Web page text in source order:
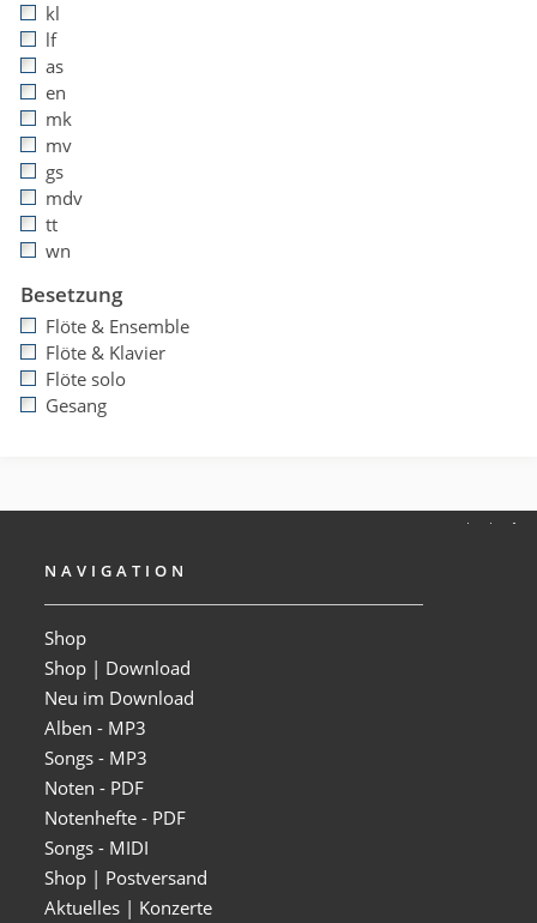
kl
lf
as
en
mk
mv
gs
mdv
tt
wn
Besetzung
Flöte & Ensemble
Flöte & Klavier
Flöte solo
Gesang
NAVIGATION
Shop
Shop | Download
Neu im Download
Alben - MP3
Songs - MP3
Noten - PDF
Notenhefte - PDF
Songs - MIDI
Shop | Postversand
Aktuelles | Konzerte